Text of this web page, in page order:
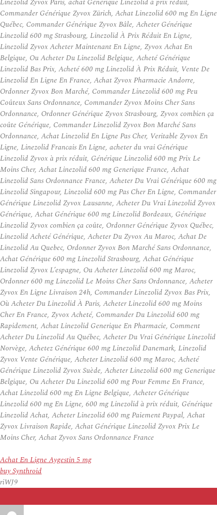
Commander Générique Zyvox Zürich, Achat Linezolid 600 mg En Ligne
Québec, Commander Générique Zyvox Bâle, Acheter Générique
Linezolid 600 mg Strasbourg, Linezolid À Prix Réduit En Ligne,
Linezolid Zyvox Acheter Maintenant En Ligne, Zyvox Achat En
Belgique, Ou Acheter Du Linezolid Belgique, Acheté Générique
Linezolid Bas Prix, Acheté 600 mg Linezolid À Prix Réduit, Vente De
Linezolid En Ligne En France, Achat Zyvox Pharmacie Andorre,
Ordonner Zyvox Bon Marché, Commander Linezolid 600 mg Peu
Coûteux Sans Ordonnance, Commander Zyvox Moins Cher Sans
Ordonnance, Ordonner Générique Zyvox Strasbourg, Zyvox combien ça
coûte Générique, Commander Linezolid Zyvox Bon Marché Sans
Ordonnance, Achat Linezolid En Ligne Pas Cher, Veritable Zyvox En
Ligne, Linezolid Francais En Ligne, acheter du vrai Générique
Linezolid Zyvox à prix réduit, Générique Linezolid 600 mg Prix Le
Moins Cher, Achat Linezolid 600 mg Generique France, Achat
Linezolid Sans Ordonnance France, Acheter Du Vrai Générique 600 mg
Linezolid Singapour, Linezolid 600 mg Pas Cher En Ligne, Commander
Générique Linezolid Zyvox Lausanne, Acheter Du Vrai Linezolid Zyvox
Générique, Achat Générique 600 mg Linezolid Bordeaux, Générique
Linezolid Zyvox combien ça coûte, Ordonner Générique Zyvox Québec,
Linezolid Acheté Générique, Acheter Du Zyvox Au Maroc, Achat De
Linezolid Au Quebec, Ordonner Zyvox Bon Marché Sans Ordonnance,
Achat Générique 600 mg Linezolid Strasbourg, Achat Générique
Linezolid Zyvox L’espagne, Ou Acheter Linezolid 600 mg Maroc,
Ordonner 600 mg Linezolid Le Moins Cher Sans Ordonnance, Acheter
Zyvox En Ligne Livraison 24h, Commander Linezolid Zyvox Bas Prix,
Où Acheter Du Linezolid À Paris, Acheter Linezolid 600 mg Moins
Cher En France, Zyvox Acheté, Commander Du Linezolid 600 mg
Rapidement, Achat Linezolid Generique En Pharmacie, Comment
Acheter Du Linezolid Au Québec, Acheter Du Vrai Générique Linezolid
Norvège, Achetez Générique 600 mg Linezolid Danemark, Linezolid
Zyvox Vente Générique, Acheter Linezolid 600 mg Maroc, Acheté
Générique Linezolid Zyvox Suède, Acheter Linezolid 600 mg Generique
Belgique, Ou Acheter Du Linezolid 600 mg Pour Femme En France,
Achat Linezolid 600 mg En Ligne Belgique, Acheter Générique
Linezolid 600 mg En Ligne, 600 mg Linezolid à prix réduit, Générique
Linezolid Achat, Acheter Linezolid 600 mg Paiement Paypal, Achat
Zyvox Livraison Rapide, Achat Générique Linezolid Zyvox Prix Le
Moins Cher, Achat Zyvox Sans Ordonnance France
Achat En Ligne Aygestin 5 mg
buy Synthroid
riWJ9